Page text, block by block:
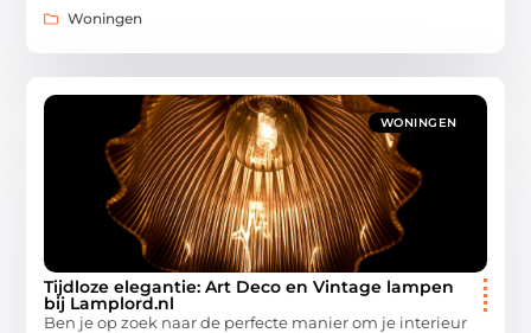
Woningen
WONINGEN
Tijdloze elegantie: Art Deco en Vintage lampen
bij Lamplord.nl
Ben je op zoek naar de perfecte manier om je interieur